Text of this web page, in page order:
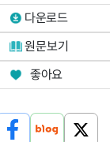
다운로드
원문보기
좋아요